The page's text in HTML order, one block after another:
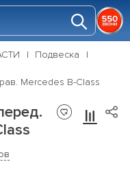
Подвеска
Mercedes B-Class